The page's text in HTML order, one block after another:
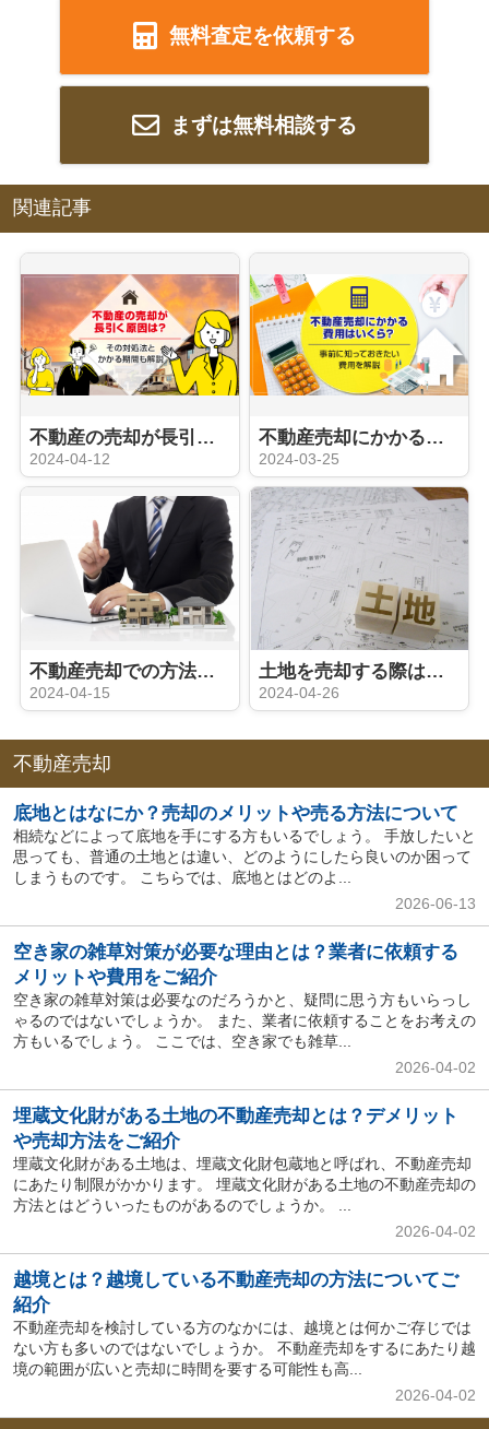
無料査定を依頼する
まずは無料相談する
関連記事
不動産の売却が長引く原因は？その対処法とかかる期間も解説
2024-04-12
不動産売却にかかる費用はいくら？事前に知っておきたい費用を解説
2024-03-25
不動産売却での方法や契約内容などに関する注意点を解説
2024-04-15
土地を売却する際は測量が必要？境界トラブルを回避しよう！
2024-04-26
不動産売却
底地とはなにか？売却のメリットや売る方法について
相続などによって底地を手にする方もいるでしょう。 手放したいと
思っても、普通の土地とは違い、どのようにしたら良いのか困って
しまうものです。 こちらでは、底地とはどのよ...
2026-06-13
空き家の雑草対策が必要な理由とは？業者に依頼する
メリットや費用をご紹介
空き家の雑草対策は必要なのだろうかと、疑問に思う方もいらっし
ゃるのではないでしょうか。 また、業者に依頼することをお考えの
方もいるでしょう。 ここでは、空き家でも雑草...
2026-04-02
埋蔵文化財がある土地の不動産売却とは？デメリット
や売却方法をご紹介
埋蔵文化財がある土地は、埋蔵文化財包蔵地と呼ばれ、不動産売却
にあたり制限がかかります。 埋蔵文化財がある土地の不動産売却の
方法とはどういったものがあるのでしょうか。 ...
2026-04-02
越境とは？越境している不動産売却の方法についてご
紹介
不動産売却を検討している方のなかには、越境とは何かご存じでは
ない方も多いのではないでしょうか。 不動産売却をするにあたり越
境の範囲が広いと売却に時間を要する可能性も高...
2026-04-02